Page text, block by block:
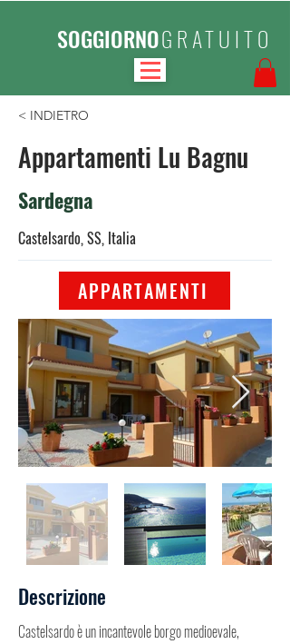
SOGGIORNOGRATUITO
< INDIETRO
Appartamenti Lu Bagnu
Sardegna
Castelsardo, SS, Italia
APPARTAMENTI
Descrizione
Castelsardo è un incantevole borgo medioevale,